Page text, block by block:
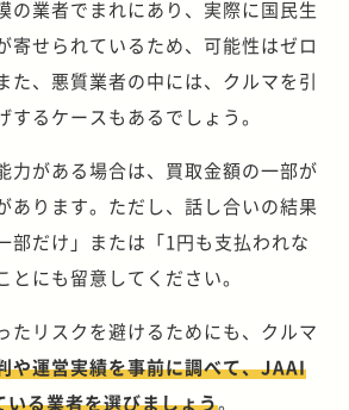
の業者でまれにあり、実際に国民生
寄せられているため、可能性はゼロ
た、悪質業者の中には、クルマを引
するケースもあるでしょう。
力がある場合は、買取金額の一部が
あります。ただし、話し合いの結果
部だけ」または「1円も支払われな
とにも留意してください。
たリスクを避けるためにも、クルマ
や運営実績を事前に調べて、JAAI
る業者を選びましょう。